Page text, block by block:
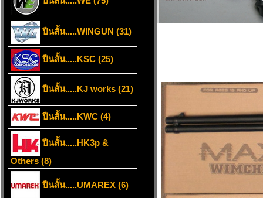
ปืนสั้น.....WINGUN (31)
ปืนสั้น.....KSC (25)
ปืนสั้น.....KJ works (21)
ปืนสั้น.....KWC (4)
ปืนสั้น.....HK3p &
Others (8)
ปืนสั้น.....UMAREX (6)